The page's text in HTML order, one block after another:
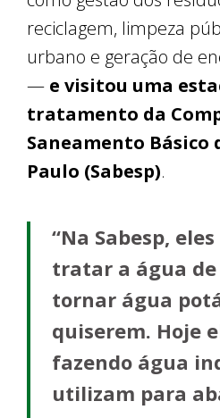
reciclagem, limpeza
urbano e geração de
— e visitou uma
tratamento da
Saneamento Básico
Paulo (Sabesp).
“Na Sabesp,
tratar a água de
tornar água
quiserem. Hoje
fazendo água
utilizam para